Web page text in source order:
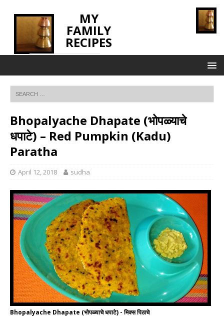
MY
FAMILY
RECIPES
Bhopalyache Dhapate (भोपळ्याचे
धपाटे) – Red Pumpkin (Kadu)
Paratha
April 12, 2018 sudha
Bhopalyache Dhapate (भोपळ्याचे धपाटे) - मिक्स पिठाचे